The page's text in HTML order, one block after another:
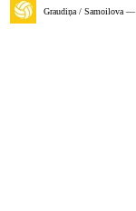
Graudiņa / Samoilova